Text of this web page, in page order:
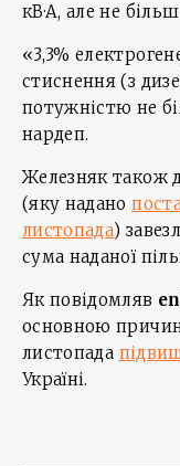
кВ·А, але не
«3,3%
стиснення (з
потужністю не
нардеп.
Железняк також
(яку надано
листопада)
сума наданої
Як повідомляв
основною
листопада
Україні.